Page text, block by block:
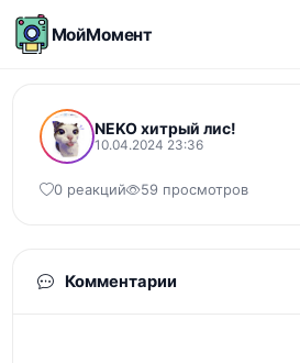
МойМомент
NEKO хитрый лис!
10.04.2024 23:36
0 реакций 59 просмотров
Комментарии